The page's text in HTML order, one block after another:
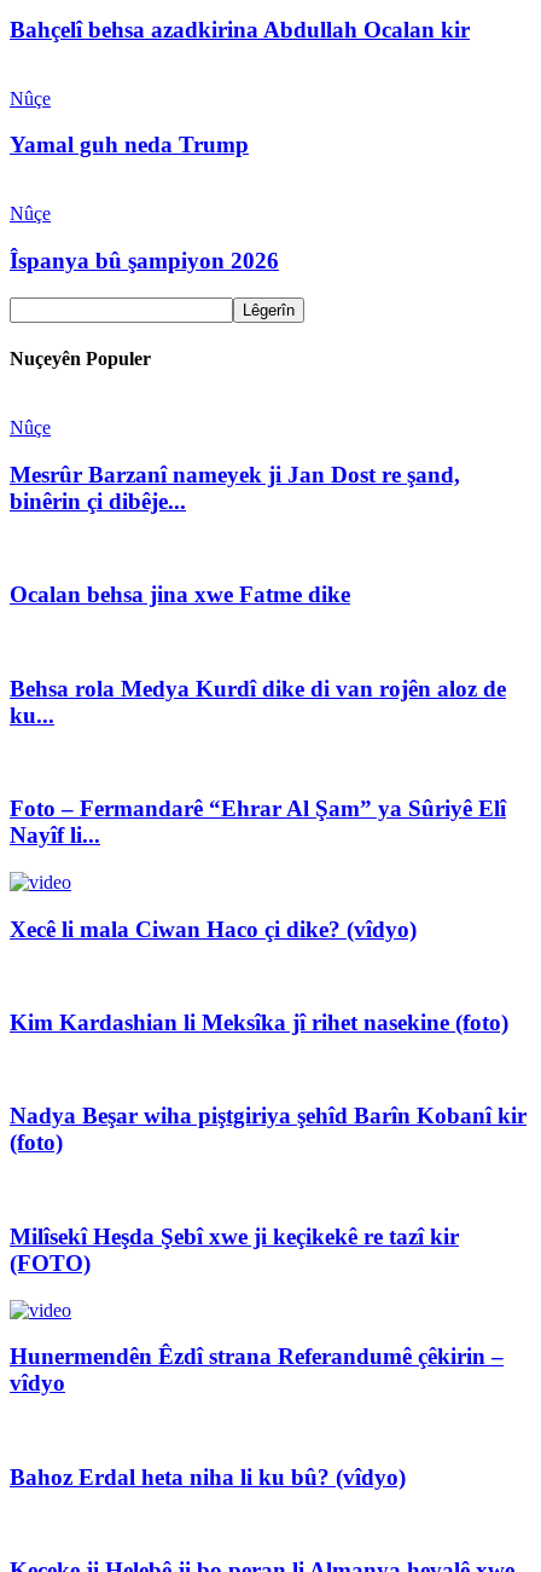
Bahçelî behsa azadkirina Abdullah Ocalan kir
Nûçe
Yamal guh neda Trump
Nûçe
Îspanya bû şampiyon 2026
Nuçeyên Populer
Nûçe
Mesrûr Barzanî nameyek ji Jan Dost re şand,
binêrin çi dibêje...
Ocalan behsa jina xwe Fatme dike
Behsa rola Medya Kurdî dike di van rojên aloz de
ku...
Foto – Fermandarê “Ehrar Al Şam” ya Sûriyê Elî
Nayîf li...
Xecê li mala Ciwan Haco çi dike? (vîdyo)
Kim Kardashian li Meksîka jî rihet nasekine (foto)
Nadya Beşar wiha piştgiriya şehîd Barîn Kobanî kir
(foto)
Milîsekî Heşda Şebî xwe ji keçikekê re tazî kir
(FOTO)
Hunermendên Êzdî strana Referandumê çêkirin –
vîdyo
Bahoz Erdal heta niha li ku bû? (vîdyo)